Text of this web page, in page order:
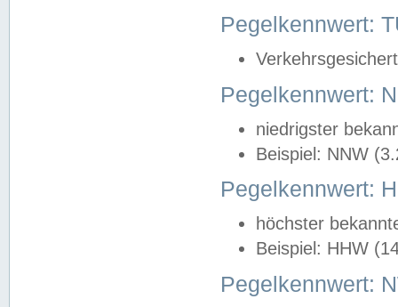
Pegelkennwert:
Pegelkennwert:
niedrigster
Beispiel: NNW
Pegelkennwert:
höchster
Beispiel: HHW
Pegelkennwert: